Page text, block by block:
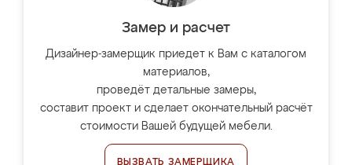
Замер и расчет
Дизайнер-замерщик приедет к Вам с каталогом
материалов,
проведёт детальные замеры,
составит проект и сделает окончательный расчёт
стоимости Вашей будущей мебели.
ВЫЗВАТЬ ЗАМЕРЩИКА